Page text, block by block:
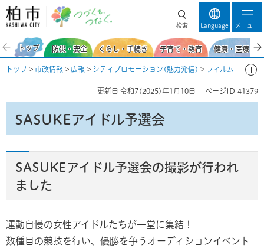
柏市 つづくを、
検索 Language メニュー
トップ 防災・安全 くらし・手続き 子育て・教育 健康・医療・
トップ > 市政情報 > 広報 > シティプロモーション(魅力発信) > フィルム
更新日 令和7(2025)年1月10日 ページID 41379
SASUKEアイドル予選会
SASUKEアイドル予選会の撮影が行われ
ました
運動自慢の女性アイドルたちが一堂に集結！
​​​​​​数種目の競技を行い、優勝を争うオーディションイベント